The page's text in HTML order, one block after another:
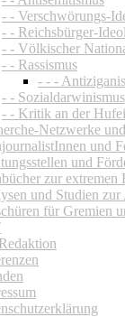
- - Verschwörungs-
- - Reichsbürger-
- - Völkischer
- - Rassismus
- - -
- - Sozialdarwinismus
- - Kritik an der
Netzwerke
und
und
zur extremen
und Studien
für Gremien